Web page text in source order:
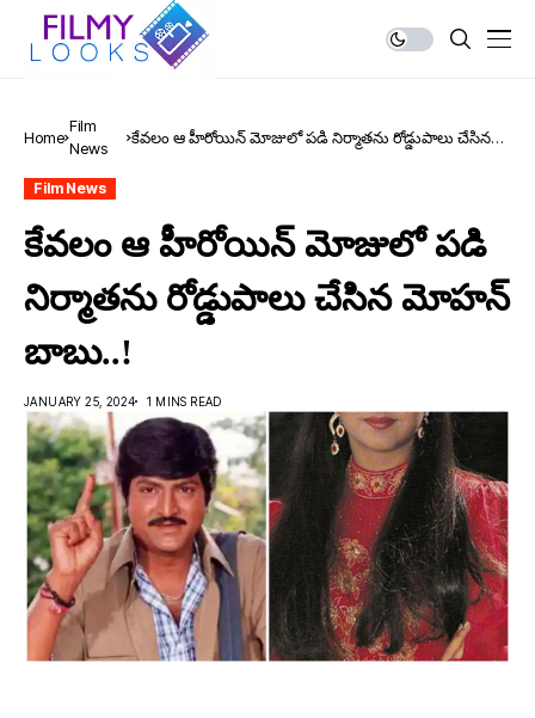
Home
Film
News
కేవలం ఆ హీరోయిన్ మోజులో పడి నిర్మాతను రోడ్డుపాలు చేసిన
Film News
కేవలం ఆ హీరోయిన్ మోజులో పడి
నిర్మాతను రోడ్డుపాలు చేసిన మోహన్
బాబు..!
JANUARY 25, 2024 1 MINS READ